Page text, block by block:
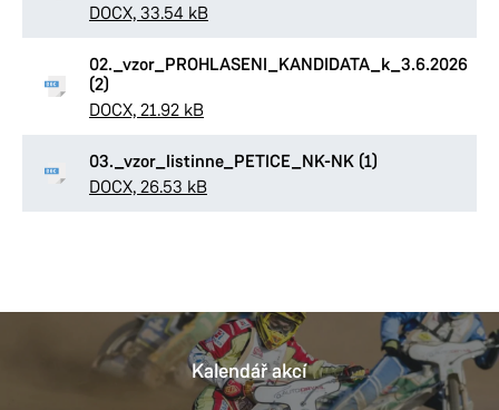
DOCX, 33.54 kB
02._vzor_PROHLASENI_KANDIDATA_k_3.6.2026
(2)
DOCX, 21.92 kB
03._vzor_listinne_PETICE_NK-NK (1)
DOCX, 26.53 kB
Kalendář akcí